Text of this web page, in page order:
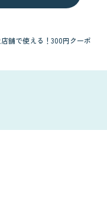
舗で使える！300円クーポ